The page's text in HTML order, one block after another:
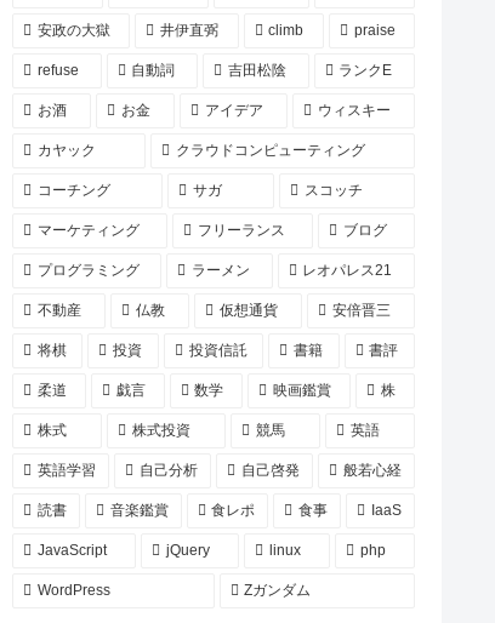
安政の大獄 井伊直弼 climb praise
refuse 自動詞 吉田松陰 ランクE
お酒 お金 アイデア ウィスキー
カヤック クラウドコンピューティング
コーチング サガ スコッチ
マーケティング フリーランス ブログ
プログラミング ラーメン レオパレス21
不動産 仏教 仮想通貨 安倍晋三
将棋 投資 投資信託 書籍 書評
柔道 戯言 数学 映画鑑賞 株
株式 株式投資 競馬 英語
英語学習 自己分析 自己啓発 般若心経
読書 音楽鑑賞 食レポ 食事 IaaS
JavaScript jQuery linux php
WordPress Zガンダム